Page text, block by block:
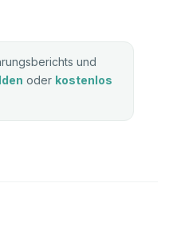
und
oder kostenlos